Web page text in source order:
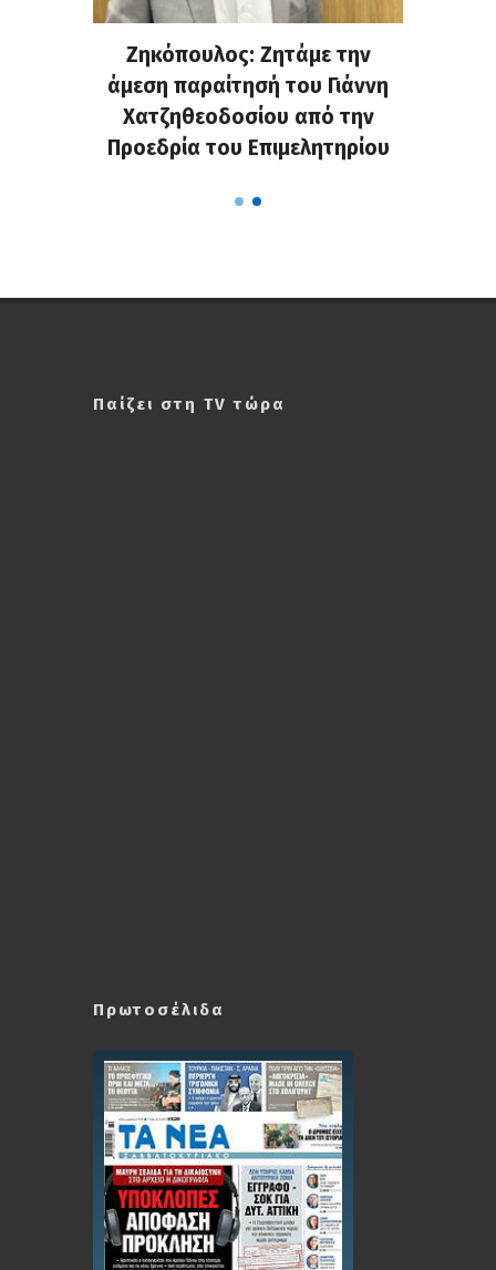
Ζηκόπουλος: Ζητάμε την
άμεση παραίτησή του Γιάννη
Χατζηθεοδοσίου από την
Προεδρία του Επιμελητηρίου
Παίζει στη TV τώρα
Πρωτοσέλιδα